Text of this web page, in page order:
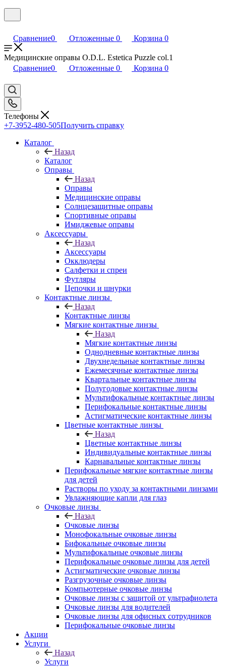
Сравнение0 Отложенные 0 Корзина 0
Медицинские оправы O.D.L. Estetica Puzzle col.1
Сравнение0 Отложенные 0 Корзина 0
Телефоны
+7-3952-480-505Получить справку
Каталог
Назад
Каталог
Оправы
Назад
Оправы
Медицинские оправы
Солнцезащитные оправы
Спортивные оправы
Имиджевые оправы
Аксессуары
Назад
Аксессуары
Окклюдеры
Салфетки и спреи
Футляры
Цепочки и шнурки
Контактные линзы
Назад
Контактные линзы
Мягкие контактные линзы
Назад
Мягкие контактные линзы
Однодневные контактные линзы
Двухнедельные контактные линзы
Ежемесячные контактные линзы
Квартальные контактные линзы
Полугодовые контактные линзы
Мультифокальные контактные линзы
Перифокальные контактные линзы
Астигматические контактные линзы
Цветные контактные линзы
Назад
Цветные контактные линзы
Индивидуальные контактные линзы
Карнавальные контактные линзы
Перифокальные мягкие контактные линзы
для детей
Растворы по уходу за контактными линзами
Увлажняющие капли для глаз
Очковые линзы
Назад
Очковые линзы
Монофокальные очковые линзы
Бифокальные очковые линзы
Мультифокальные очковые линзы
Перифокальные очковые линзы для детей
Астигматические очковые линзы
Разгрузочные очковые линзы
Компьютерные очковые линзы
Очковые линзы с защитой от ультрафиолета
Очковые линзы для водителей
Очковые линзы для офисных сотрудников
Перифокальные очковые линзы
Акции
Услуги
Назад
Услуги